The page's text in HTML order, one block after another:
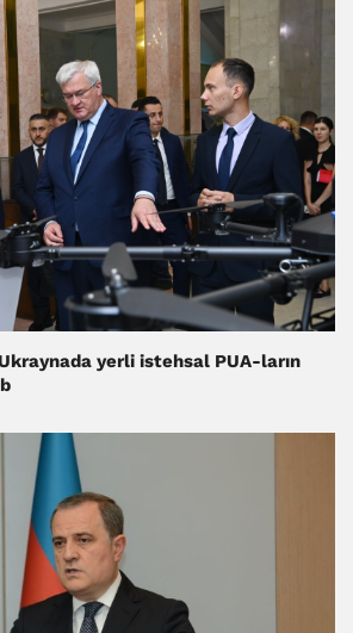
yerli istehsal PUA-ların